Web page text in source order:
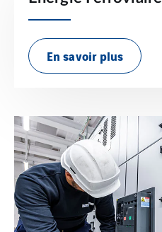
En savoir plus